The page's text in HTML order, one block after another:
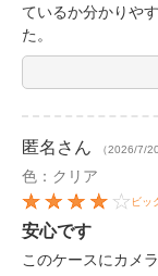
ているか分かりや
た。
匿名 さん （2026/7/
色：クリア
ビッ
安心です
このケースにカメ